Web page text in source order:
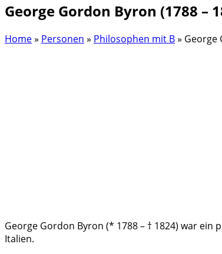
George Gordon Byron (1788 –
Home» Personen » Philosophen mit B» George
George Gordon Byron (* 1788 – † 1824) war
Italien.